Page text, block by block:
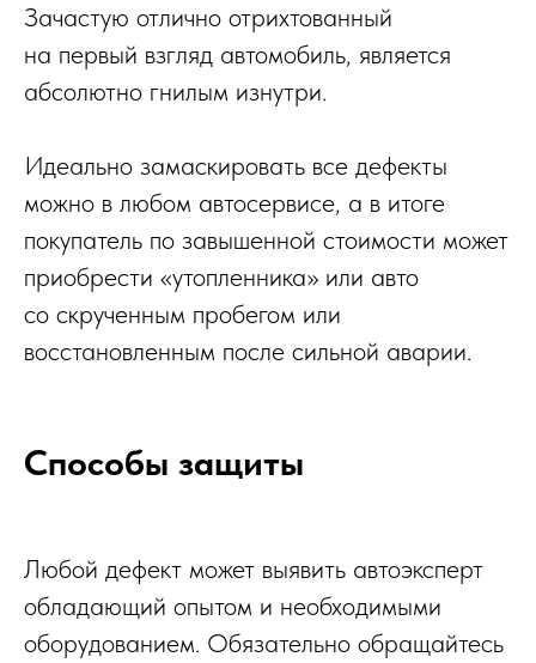
Зачастую отлично отрихтованный
на первый взгляд автомобиль, является
абсолютно гнилым изнутри.
Идеально замаскировать все дефекты
можно в любом автосервисе, а в итоге
покупатель по завышенной стоимости может
приобрести «утопленника» или авто
со скрученным пробегом или
восстановленным после сильной аварии.
Способы защиты
Любой дефект может выявить автоэксперт
обладающий опытом и необходимыми
оборудованием. Обязательно обращайтесь